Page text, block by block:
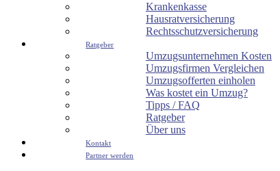
Krankenkasse
Hausratversicherung
Rechtsschutzversicherung
Ratgeber
Umzugsunternehmen Kosten
Umzugsfirmen Vergleichen
Umzugsofferten einholen
Was kostet ein Umzug?
Tipps / FAQ
Ratgeber
Über uns
Kontakt
Partner werden